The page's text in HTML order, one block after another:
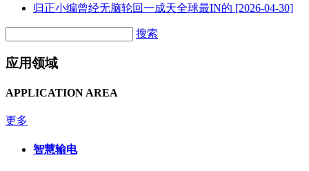
归正小编曾经无脑轮回一成天全球最IN的 [2026-04-30]
搜索
应用领域
APPLICATION AREA
更多
智慧输电